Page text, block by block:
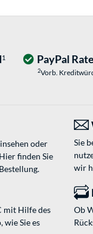
1 PayPal
2Vorb.
oder
finden Sie
Sie
wir
mit Hilfe des
wie Sie es
Ob